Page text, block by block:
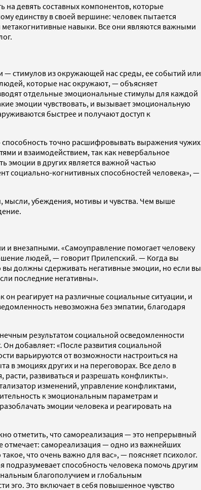
девять составных компонентов, которые
единству в своей вершине: человек пытается
навыки. Все они являются важными
стимулов из окружающей нас среды, ее событий или
которые нас окружают, — объясняет
отдельные эмоциональные стимулы для каждой
эмоции чувствовать, и вызывает эмоциональную
быстрее и получают доступ к
точно расшифровывать выражения чужих
и взаимодействием, так как невербальное
эмоции в других является важной частью
социально-когнитивных способностей человека», —
мысли, убеждения, мотивы и чувства. Чем выше
и внезапными. «Самоуправление помогает человеку
людей, — говорит Прилепский. — Когда вы
вы должны сдерживать негативные эмоции, но если вы
последние негативны».
реагирует на различные социальные ситуации, и
невозможна без эмпатии, благодаря
результатом социальной осведомленности
добавляет: «После развития социальной
варьируются от возможности настроиться на
в эмоциях других и на переговорах. Все дело в
расти, развиваться и разрешать конфликты».
изменений, управление конфликтами,
к эмоциональным параметрам и
эмоции человека и реагировать на
отметить, что самореализация — это непрерывный
отмечает: самореализация — одно из важнейших
что очень важно для вас», — поясняет психолог.
способность человека помочь другим
благополучием и глобальным
эго. Это включает в себя повышенное чувство